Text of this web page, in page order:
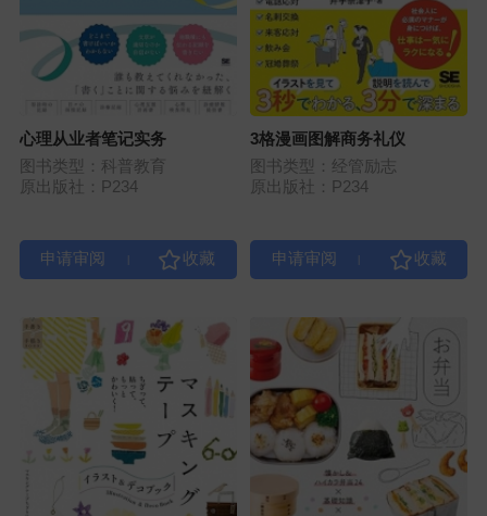
心理从业者笔记实务
图书类型：科普教育
原出版社：P234
3格漫画图解商务礼仪
图书类型：经管励志
原出版社：P234